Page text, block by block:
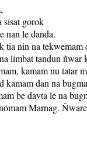
sisat gorok
nan le danda.
tia nin na tekwemam
limbat tandun ñwar
kamam nu tatar
kamam dan na
be davta le na
Marnag.